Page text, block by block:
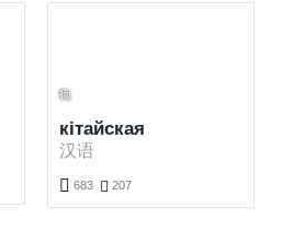
狍
кітайская
汉语
 683  207